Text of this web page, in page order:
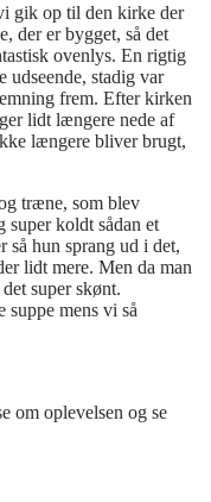
gik op til den kirke der
der er bygget, så det
ovenlys. En rigtig
udseende, stadig var
frem. Efter kirken
lidt længere nede af
længere bliver brugt,
træne, som blev
super koldt sådan et
så hun sprang ud i det,
lidt mere. Men da man
super skønt.
suppe mens vi så
om oplevelsen og se